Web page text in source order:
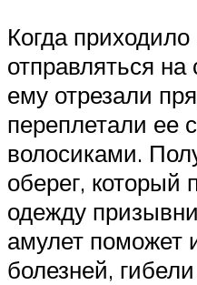
Когда
отправляться
ему отрезали
переплетали ее
волосиками.
оберег, который
одежду
амулет поможет
болезней,